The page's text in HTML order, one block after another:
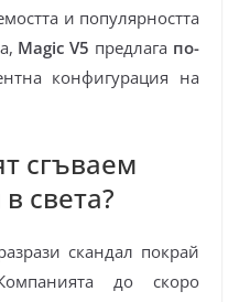
и популярността
Magic V5 предлага по-
конфигурация на
сгъваем
света?
скандал покрай
до скоро